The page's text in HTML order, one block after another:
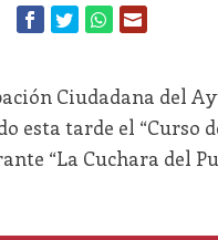
Ciudadana del
esta tarde el “Curso
“La Cuchara del